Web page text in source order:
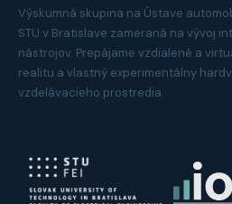
Výskumná skupina na Ústave
STU v Bratislave zameraná na vývoj
nástrojov. Prepájame vzdialené a
realitu a vlastný experimentálny
vzdelávacieho prostredia.